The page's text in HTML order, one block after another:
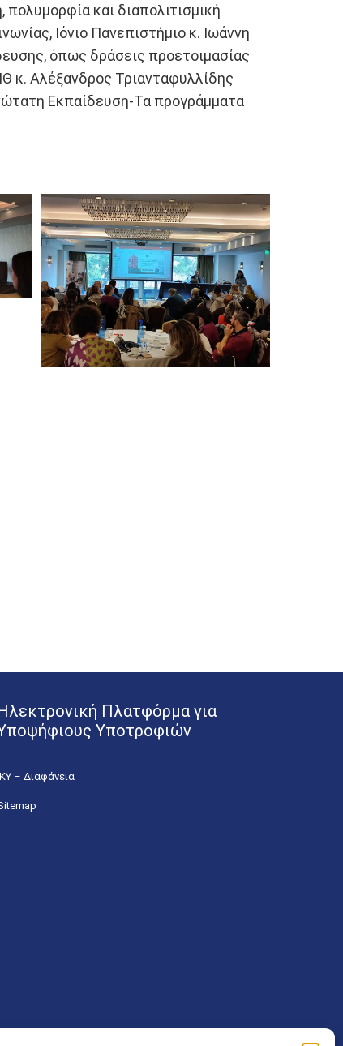
και διαπολιτισμική
Ιόνιο Πανεπιστήμιο κ. Ιωάννη
όπως δράσεις προετοιμασίας
κ. Αλέξανδρος Τριανταφυλλίδης
Εκπαίδευση-Τα προγράμματα
Πλατφόρμα για
Υποτροφιών
– Διαφάνεια